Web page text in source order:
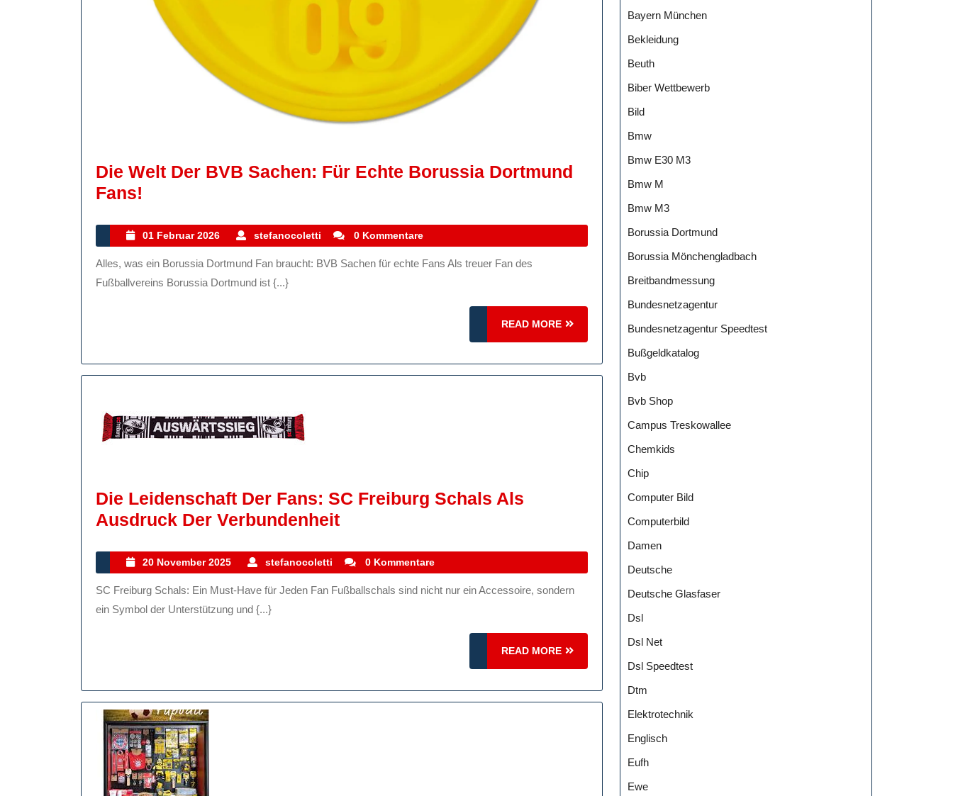
Die Welt Der BVB Sachen: Für Echte Borussia Dortmund
Fans!
Der
BVB
Sachen:
Dortmund
01 Februar 2026
01
Februar
2026
stefanocoletti stefanocoletti
0 Kommentare
Alles, was ein Borussia Dortmund Fan braucht: BVB Sachen für echte Fans Als treuer Fan des
Fußballvereins Borussia Dortmund ist {...}
READ MORE
READ
MORE
Die Leidenschaft Der Fans: SC Freiburg Schals Als
Ausdruck Der VerbundenheitDie
Der
Fans:
Ausdruck
20 November 2025
20
November
2025
stefanocoletti stefanocoletti
0 Kommentare
SC Freiburg Schals: Ein Must-Have für Jeden Fan Fußballschals sind nicht nur ein Accessoire, sondern
ein Symbol der Unterstützung und {...}
READ MORE
READ
MORE
Bayern München
Bekleidung
Beuth
Biber Wettbewerb
Bild
Bmw
Bmw E30 M3
Bmw M
Bmw M3
Borussia Dortmund
Borussia Mönchengladbach
Breitbandmessung
Bundesnetzagentur
Bundesnetzagentur Speedtest
Bußgeldkatalog
Bvb
Bvb Shop
Campus Treskowallee
Chemkids
Chip
Computer Bild
Computerbild
Damen
Deutsche
Deutsche Glasfaser
Dsl
Dsl Net
Dsl Speedtest
Dtm
Elektrotechnik
Englisch
Eufh
Ewe